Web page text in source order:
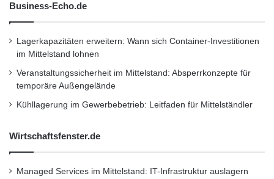
Business-Echo.de
Lagerkapazitäten erweitern: Wann sich Container-Investitionen
im Mittelstand lohnen
Veranstaltungssicherheit im Mittelstand: Absperrkonzepte für
temporäre Außengelände
Kühllagerung im Gewerbebetrieb: Leitfaden für Mittelständler
Wirtschaftsfenster.de
Managed Services im Mittelstand: IT-Infrastruktur auslagern